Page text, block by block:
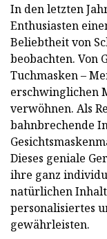
In den letzten
Enthusiasten
Beliebtheit von
beobachten. Von
Tuchmasken –
erschwinglichen
verwöhnen. Als
bahnbrechende
Dieses geniale
ihre ganz
natürlichen
personalisiertes
gewährleisten.